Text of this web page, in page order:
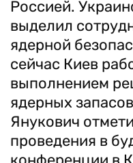
Россией.
выделил
ядерной
сейчас Киев
выполнением
ядерных
Янукович
проведения в